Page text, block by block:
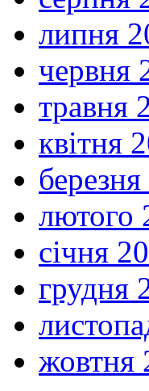
липня
червня
травня
квітня
лютого
січня
грудня
жовтня